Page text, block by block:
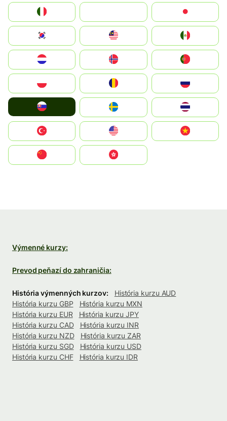
South Korea
United States
中國香港特別行政區
Výmenné kurzy:
Prevod peňazí do zahraničia:
História výmenných kurzov:
História kurzu AUD
História kurzu GBP
História kurzu MXN
História kurzu EUR
História kurzu JPY
História kurzu CAD
História kurzu INR
História kurzu NZD
História kurzu ZAR
História kurzu SGD
História kurzu USD
História kurzu CHF
História kurzu IDR